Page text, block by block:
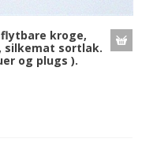
kroge,
silkemat sortlak.
og plugs ).